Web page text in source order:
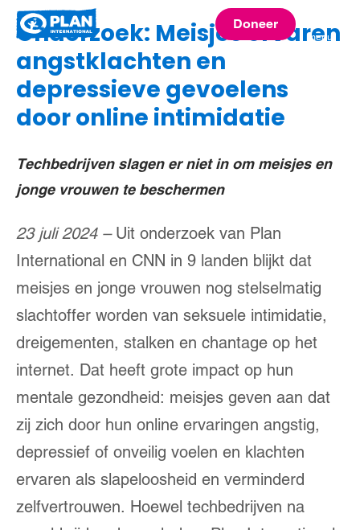
International
Doneer
menu
Onderzoek: Meisjes ervaren
angstklachten en
depressieve gevoelens
door online intimidatie
Techbedrijven slagen er niet in om meisjes en
jonge vrouwen te beschermen
23 juli 2024 –Uit onderzoek van Plan
International en CNN in 9 landen blijkt dat
meisjes en jonge vrouwen nog stelselmatig
slachtoffer worden van seksuele intimidatie,
dreigementen, stalken en chantage op het
internet. Dat heeft grote impact op hun
mentale gezondheid: meisjes geven aan dat
zij zich door hun online ervaringen angstig,
depressief of onveilig voelen en klachten
ervaren als slapeloosheid en verminderd
zelfvertrouwen. Hoewel techbedrijven na